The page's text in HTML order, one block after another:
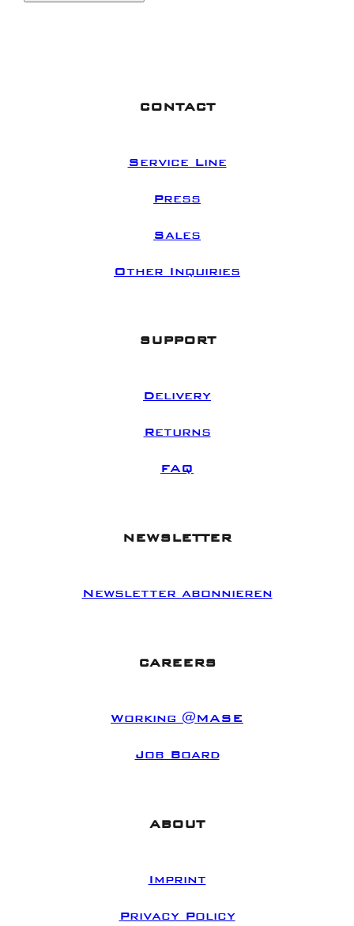
CONTACT
Service Line
Press
Sales
Other Inquiries
SUPPORT
Delivery
Returns
FAQ
NEWSLETTER
Newsletter abonnieren
CAREERS
Working @MASE
Job Board
ABOUT
Imprint
Privacy Policy